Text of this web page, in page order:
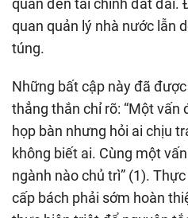
quan đến tài chính đất đai.
quan quản lý nhà nước lẫn
túng.
Những bất cập này đã
thẳng thắn chỉ rõ: “Một vấn
họp bàn nhưng hỏi ai chịu
không biết ai. Cùng một
ngành nào chủ trì” (1).
cấp bách phải sớm hoàn